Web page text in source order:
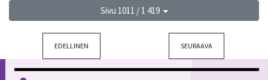
Sivu 1011 / 1 419
EDELLINEN SEURAAVA